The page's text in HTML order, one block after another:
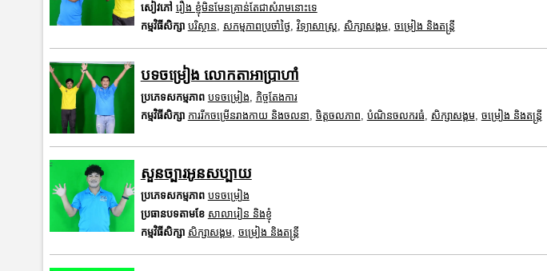
សៀវភៅ រឿង ខ្ញុំមិនមែនគ្រាន់តែជាសំរាមនោះទេ
កម្មវិធីសិក្សា បរិស្ថាន សកម្មភាពប្រចាំថ្ងៃ វិទ្យាសាស្រ្ត សិក្សាសង្គម, ចម្រៀង និងតន្ត្រី
បទចម្រៀង លោកតាអាប្រាហាំ
ប្រភេទសកម្មភាព បទចម្រៀង
កិច្ចតែងការ
កម្មវិធីសិក្សា ការរីកចម្រើនរាងកាយ និងចលនា ចិត្តចលភាព បំណិនចលករធំ សិក្សាសង្គម, ចម្រៀង និងតន្ត្រី
សួនច្បារអូនសប្បាយ
ប្រភេទសកម្មភាព បទចម្រៀង
ប្រធានបទតាមខែ សាលារៀន និងខ្ញុំ
កម្មវិធីសិក្សា សិក្សាសង្គម, ចម្រៀង និងតន្ត្រី